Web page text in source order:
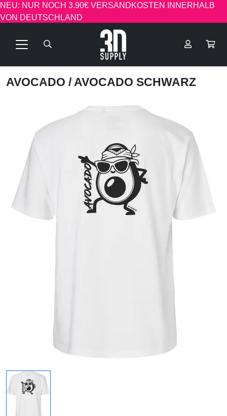
NEU: NUR NOCH 3.90€ VERSANDKOSTEN INNERHALB
VON DEUTSCHLAND
AVOCADO / AVOCADO SCHWARZ